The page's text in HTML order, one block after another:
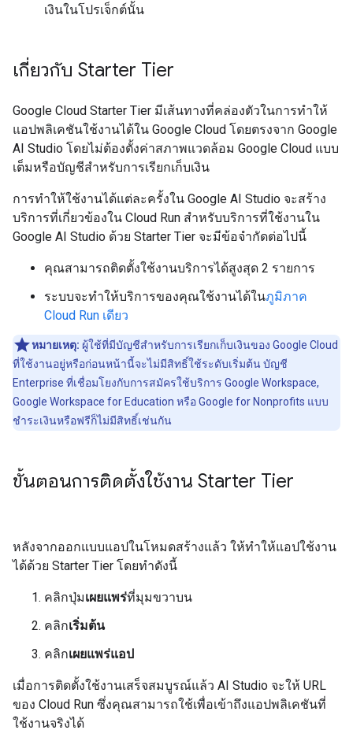
เงินในโปรเจ็กต์นั้น
เกี่ยวกับ Starter Tier
Google Cloud Starter Tier มีเส้นทางที่คล่องตัวในการทำให้
แอปพลิเคชันใช้งานได้ใน Google Cloud โดยตรงจาก Google
AI Studio โดยไม่ต้องตั้งค่าสภาพแวดล้อม Google Cloud แบบ
เต็มหรือบัญชีสำหรับการเรียกเก็บเงิน
การทำให้ใช้งานได้แต่ละครั้งใน Google AI Studio จะสร้าง
บริการที่เกี่ยวข้องใน Cloud Run สำหรับบริการที่ใช้งานใน
Google AI Studio ด้วย Starter Tier จะมีข้อจำกัดต่อไปนี้
คุณสามารถติดตั้งใช้งานบริการได้สูงสุด 2 รายการ
ระบบจะทําให้บริการของคุณใช้งานได้ในภูมิภาค
Cloud Run เดียว
หมายเหตุ: ผู้ใช้ที่มีบัญชีสำหรับการเรียกเก็บเงินของ Google Cloud
ที่ใช้งานอยู่หรือก่อนหน้านี้จะไม่มีสิทธิ์ใช้ระดับเริ่มต้น บัญชี
Enterprise ที่เชื่อมโยงกับการสมัครใช้บริการ Google Workspace,
Google Workspace for Education หรือ Google for Nonprofits แบบ
ชำระเงินหรือฟรีก็ไม่มีสิทธิ์เช่นกัน
ขั้นตอนการติดตั้งใช้งาน Starter Tier
หลังจากออกแบบแอปในโหมดสร้างแล้ว ให้ทำให้แอปใช้งาน
ได้ด้วย Starter Tier โดยทำดังนี้
คลิกปุ่มเผยแพร่ที่มุมขวาบน
คลิกเริ่มต้น
คลิกเผยแพร่แอป
เมื่อการติดตั้งใช้งานเสร็จสมบูรณ์แล้ว AI Studio จะให้ URL
ของ Cloud Run ซึ่งคุณสามารถใช้เพื่อเข้าถึงแอปพลิเคชันที่
ใช้งานจริงได้